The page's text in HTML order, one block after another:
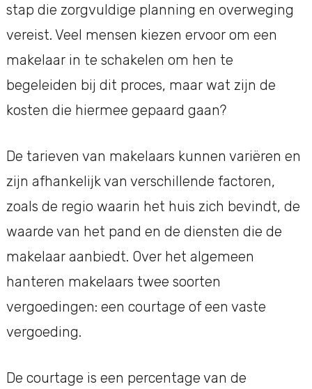
stap die zorgvuldige planning en overweging
vereist. Veel mensen kiezen ervoor om een
makelaar in te schakelen om hen te
begeleiden bij dit proces, maar wat zijn de
kosten die hiermee gepaard gaan?
De tarieven van makelaars kunnen variëren en
zijn afhankelijk van verschillende factoren,
zoals de regio waarin het huis zich bevindt, de
waarde van het pand en de diensten die de
makelaar aanbiedt. Over het algemeen
hanteren makelaars twee soorten
vergoedingen: een courtage of een vaste
vergoeding.
De courtage is een percentage van de